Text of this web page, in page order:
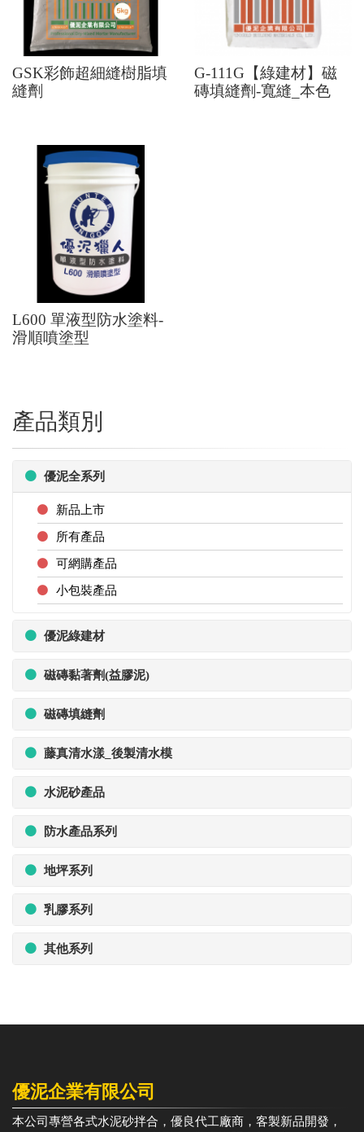
GSK彩飾超細縫樹脂填
縫劑
G-111G【綠建材】磁
磚填縫劑-寬縫_本色
L600 單液型防水塗料-
滑順噴塗型
產品類別
優泥全系列
新品上市
所有產品
可網購產品
小包裝產品
優泥綠建材
磁磚黏著劑(益膠泥)
磁磚填縫劑
藤真清水漾_後製清水模
水泥砂產品
防水產品系列
地坪系列
乳膠系列
其他系列
優泥企業有限公司
本公司專營各式水泥砂拌合，優良代工廠商，客製新品開發，